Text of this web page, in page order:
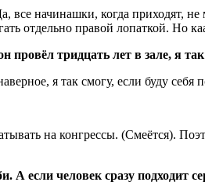
начинашки, когда приходят,
отдельно правой лопаткой. Но
тридцать лет в зале, я
я так смогу, если буду себя
на конгрессы. (Смеётся).
если человек сразу подходит